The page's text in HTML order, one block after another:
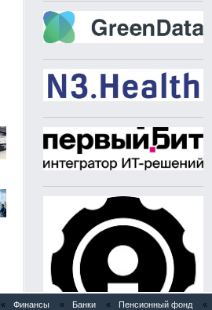
« Финансы « Банки « Пенсионный фонд «